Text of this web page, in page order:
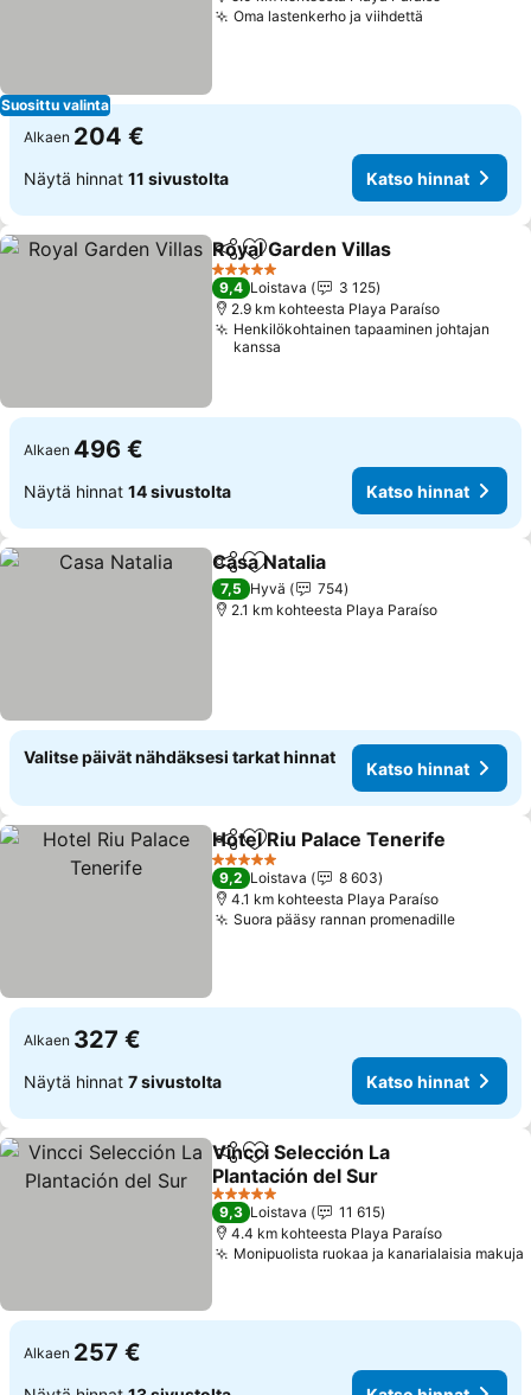
Suosittu valinta
Oma lastenkerho ja viihdettä
Alkaen 204 €
Näytä hinnat 11 sivustolta Katso hinnat
Jaa Lisää suosikkeihin
Royal Garden Villas
5 Tähtiluokitus
9,4 Loistava
3 125
2.9 km kohteesta Playa Paraíso
Henkilökohtainen tapaaminen johtajan
kanssa
Alkaen 496 €
Näytä hinnat 14 sivustolta Katso hinnat
Jaa Lisää suosikkeihin
Casa Natalia
7,5 Hyvä
754
2.1 km kohteesta Playa Paraíso
Valitse päivät nähdäksesi tarkat hinnat
Katso hinnat
Jaa Lisää suosikkeihin
Hotel Riu Palace Tenerife
5 Tähtiluokitus
9,2 Loistava
8 603
4.1 km kohteesta Playa Paraíso
Suora pääsy rannan promenadille
Alkaen 327 €
Näytä hinnat 7 sivustolta Katso hinnat
Jaa Lisää suosikkeihin
Vincci Selección La
Plantación del Sur
5 Tähtiluokitus
9,3 Loistava
11 615
4.4 km kohteesta Playa Paraíso
Monipuolista ruokaa ja kanarialaisia makuja
Alkaen 257 €